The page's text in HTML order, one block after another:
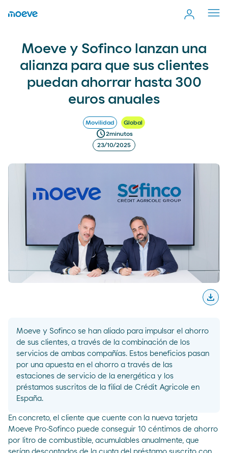
Moeve y Sofinco lanzan una
alianza para que sus clientes
puedan ahorrar hasta 300
euros anuales
Movilidad Global
schedule2minutos
23/10/2025
download
puedan ahorrar hasta 300 euros anuales
Moeve y Sofinco se han aliado para impulsar el ahorro
de sus clientes, a través de la combinación de los
servicios de ambas compañías. Estos beneficios pasan
por una apuesta en el ahorro a través de las
estaciones de servicio de la energética y los
préstamos suscritos de la filial de Crédit Agricole en
España.
En concreto, el cliente que cuente con la nueva tarjeta
Moeve Pro-Sofinco puede conseguir 10 céntimos de ahorro
por litro de combustible, acumulables anualmente, que